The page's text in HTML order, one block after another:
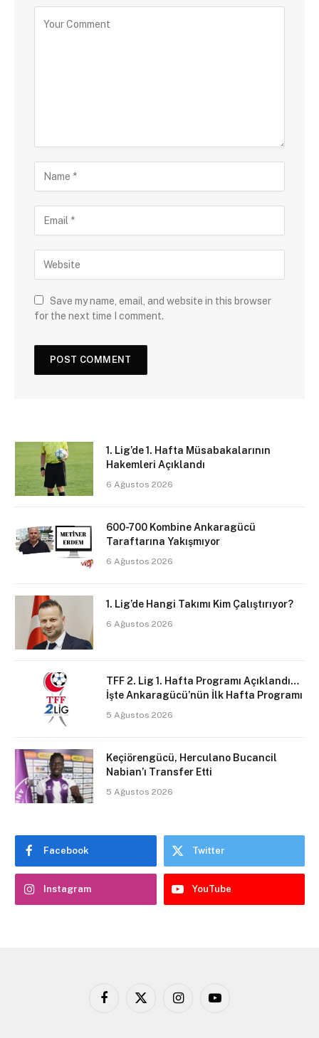
Save my name, email, and website in this browser
for the next time I comment.
1. Lig’de 1. Hafta Müsabakalarının
Hakemleri Açıklandı
6 Ağustos 2026
600-700 Kombine Ankaragücü
Taraftarına Yakışmıyor
6 Ağustos 2026
1. Lig’de Hangi Takımı Kim Çalıştırıyor?
6 Ağustos 2026
TFF 2. Lig 1. Hafta Programı Açıklandı…
İşte Ankaragücü’nün İlk Hafta Programı
5 Ağustos 2026
Keçiörengücü, Herculano Bucancil
Nabian’ı Transfer Etti
5 Ağustos 2026
Facebook Twitter
Instagram YouTube
Facebook
X
InstagramYouTube